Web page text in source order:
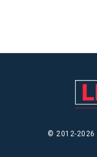
© 2012-2026